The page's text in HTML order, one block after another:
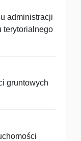
administracji
terytorialnego
gruntowych